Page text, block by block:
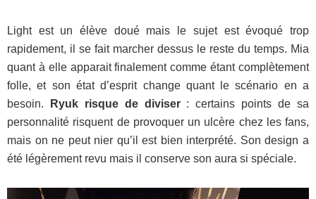
Light est un élève doué mais le sujet est évoqué trop
rapidement, il se fait marcher dessus le reste du temps. Mia
quant à elle apparait finalement comme étant complètement
folle, et son état d’esprit change quant le scénario en a
besoin.
Ryuk risque de diviser: certains points de sa
personnalité risquent de provoquer un ulcère chez les fans,
mais on ne peut nier qu’il est bien interprété. Son design a
été légèrement revu mais il conserve son aura si spéciale.